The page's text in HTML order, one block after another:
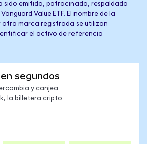
sido emitido, patrocinado, respaldado
Value ETF. El nombre de la
otra marca registrada se utilizan
el activo de referencia
segundos
y canjea
la billetera cripto